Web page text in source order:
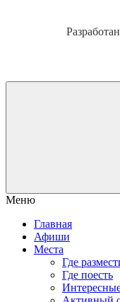
Меню
Главная
Афиши
Места
Где
Где поесть